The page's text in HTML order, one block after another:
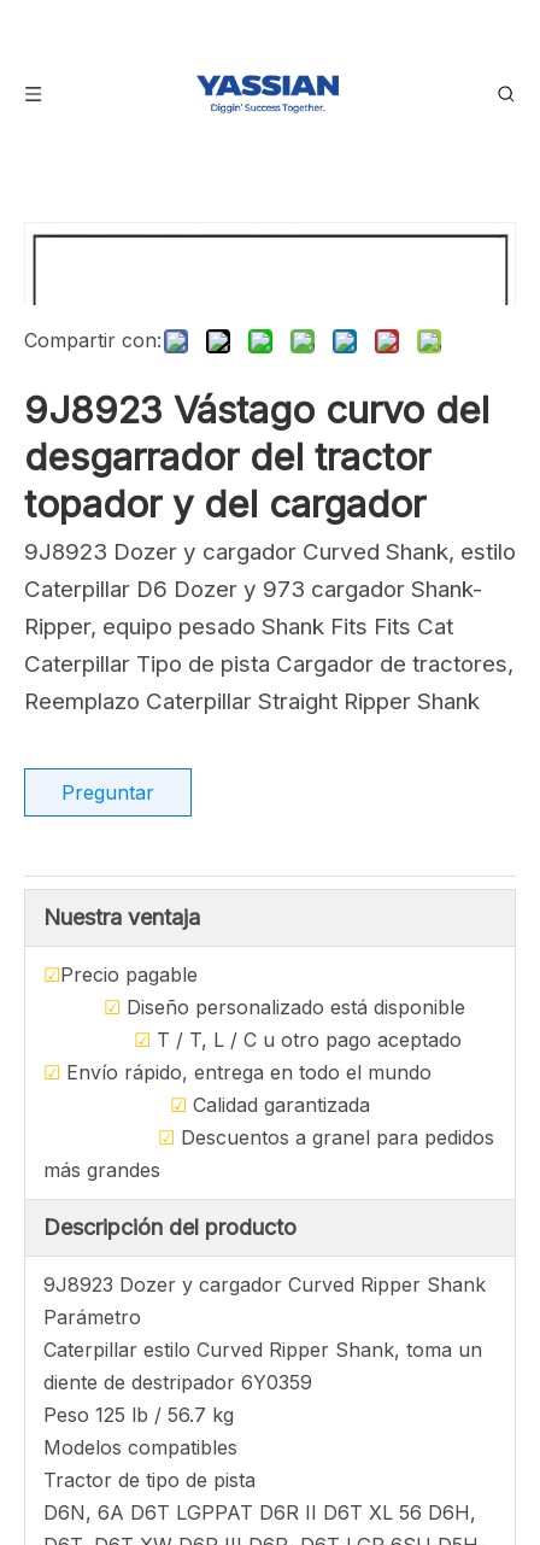
desgarrador del tractor
9J8923 Dozer y cargador Curved Shank, estilo
Caterpillar D6 Dozer y 973 cargador Shank-
Ripper, equipo pesado Shank Fits Fits Cat
Caterpillar Tipo de pista Cargador de tractores,
Reemplazo Caterpillar Straight Ripper Shank
Nuestra ventaja
☑Precio pagable
☑Diseño personalizado está disponible
☑T / T, L / C u otro pago aceptado
☑Envío rápido, entrega en todo el mundo
☑Calidad garantizada
☑ Descuentos a granel para pedidos
más grandes